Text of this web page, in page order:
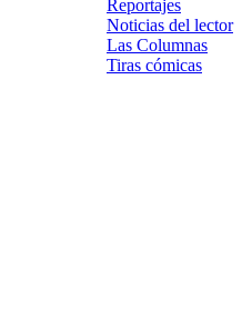
Reportajes
Noticias del lector
Las Columnas
Tiras cómicas